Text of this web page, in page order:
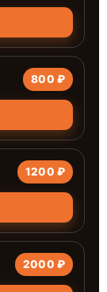
800 ₽
1200 ₽
2000 ₽